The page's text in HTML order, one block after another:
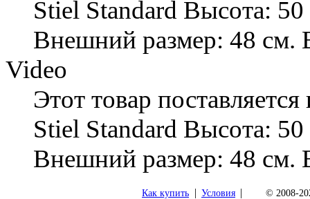
Stiel Standard Высота:
Внешний размер: 48 см.
Video
Этот товар
Stiel Standard Высота:
Внешний размер: 48 см.
Как купить | Условия | © 2008-